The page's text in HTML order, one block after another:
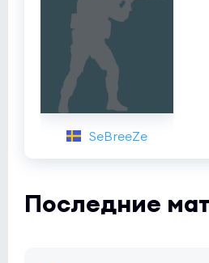
SeBreeZe
Последние